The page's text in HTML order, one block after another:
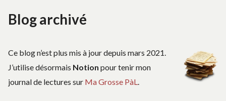
Blog archivé
Ce blog n’est plus mis à jour depuis mars 2021.
J’utilise désormais Notion pour tenir mon
journal de lectures sur Ma Grosse PàL.